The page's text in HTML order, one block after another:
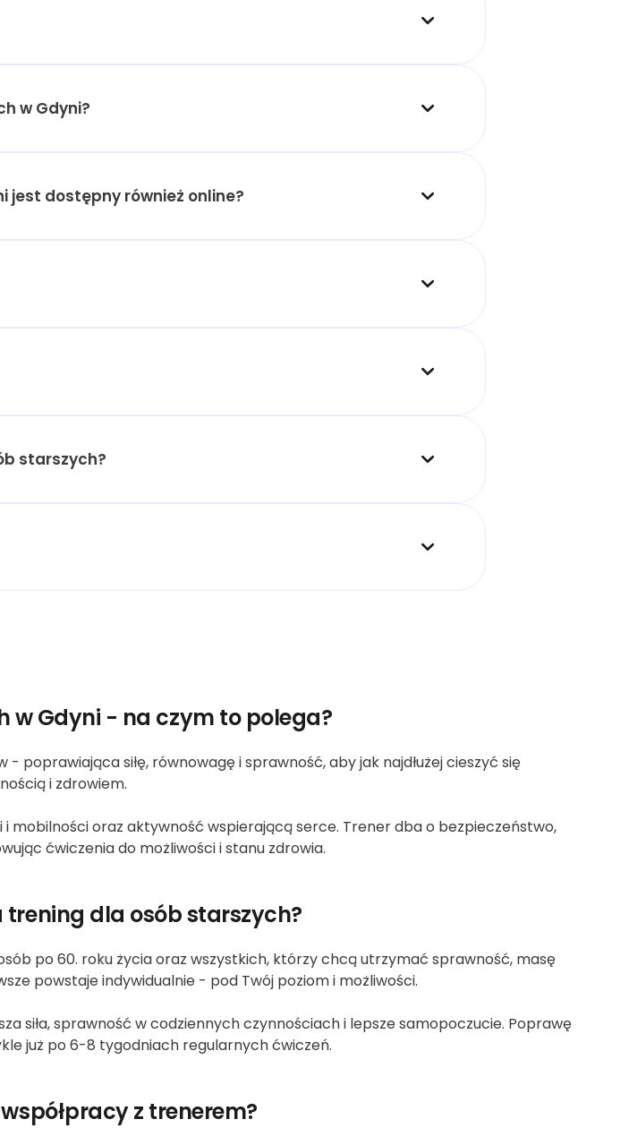
w Gdyni?
jest dostępny również online?
starszych?
w Gdyni - na czym to polega?
siłę, równowagę i sprawność, aby jak najdłużej cieszyć się
i zdrowiem.
mobilności oraz aktywność wspierającą serce. Trener dba o bezpieczeństwo,
ćwiczenia do możliwości i stanu zdrowia.
trening dla osób starszych?
po 60. roku życia oraz wszystkich, którzy chcą utrzymać sprawność, masę
powstaje indywidualnie - pod Twój poziom i możliwości.
siła, sprawność w codziennych czynnościach i lepsze samopoczucie. Poprawę
już po 6-8 tygodniach regularnych ćwiczeń.
z trenerem?